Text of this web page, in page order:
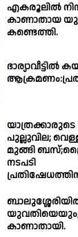
എകരൂലിൽ
കാണാതായ
കണ്ടെത്തി.
ഭാര്യാവീട്ടിൽ
യാത്രക്കാരുടെ
പുല്ലുവില;
മുങ്ങി
നടപടി
കാണാതായി.